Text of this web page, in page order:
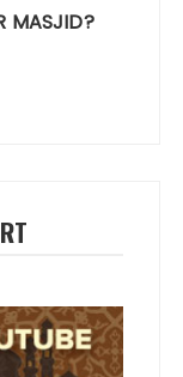
MASJID?